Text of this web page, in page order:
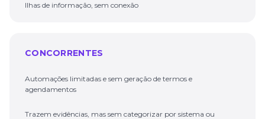
Ilhas de informação, sem conexão
CONCORRENTES
Automações limitadas e sem geração de termos e
agendamentos
Trazem evidências, mas sem categorizar por sistema ou